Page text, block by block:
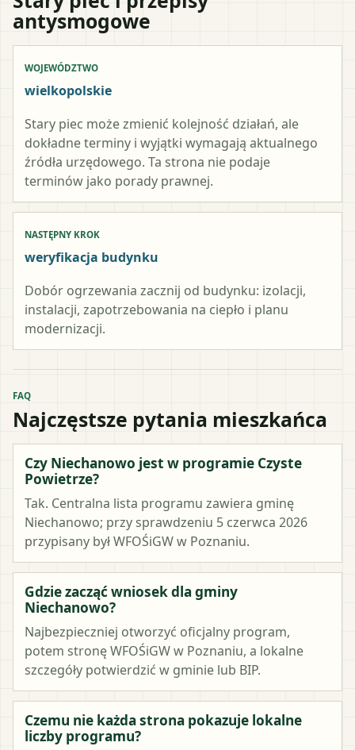
antysmogowe
WOJEWÓDZTWO
wielkopolskie
Stary piec może zmienić kolejność działań, ale
dokładne terminy i wyjątki wymagają aktualnego
źródła urzędowego. Ta strona nie podaje
terminów jako porady prawnej.
NASTĘPNY KROK
weryfikacja budynku
Dobór ogrzewania zacznij od budynku: izolacji,
instalacji, zapotrzebowania na ciepło i planu
modernizacji.
FAQ
Najczęstsze pytania mieszkańca
Czy Niechanowo jest w programie Czyste
Powietrze?
Tak. Centralna lista programu zawiera gminę
Niechanowo; przy sprawdzeniu 5 czerwca 2026
przypisany był WFOŚiGW w Poznaniu.
Gdzie zacząć wniosek dla gminy
Niechanowo?
Najbezpieczniej otworzyć oficjalny program,
potem stronę WFOŚiGW w Poznaniu, a lokalne
szczegóły potwierdzić w gminie lub BIP.
Czemu nie każda strona pokazuje lokalne
liczby programu?